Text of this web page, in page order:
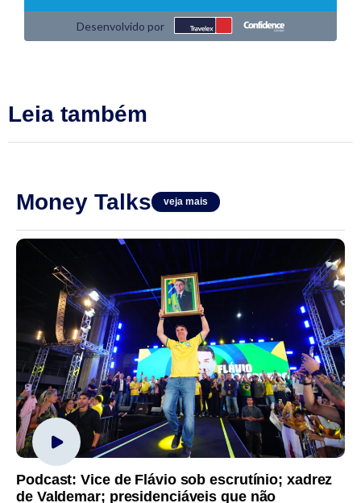
Leia também
Money Talks veja mais
Podcast: Vice de Flávio sob escrutínio; xadrez
de Valdemar; presidenciáveis que não